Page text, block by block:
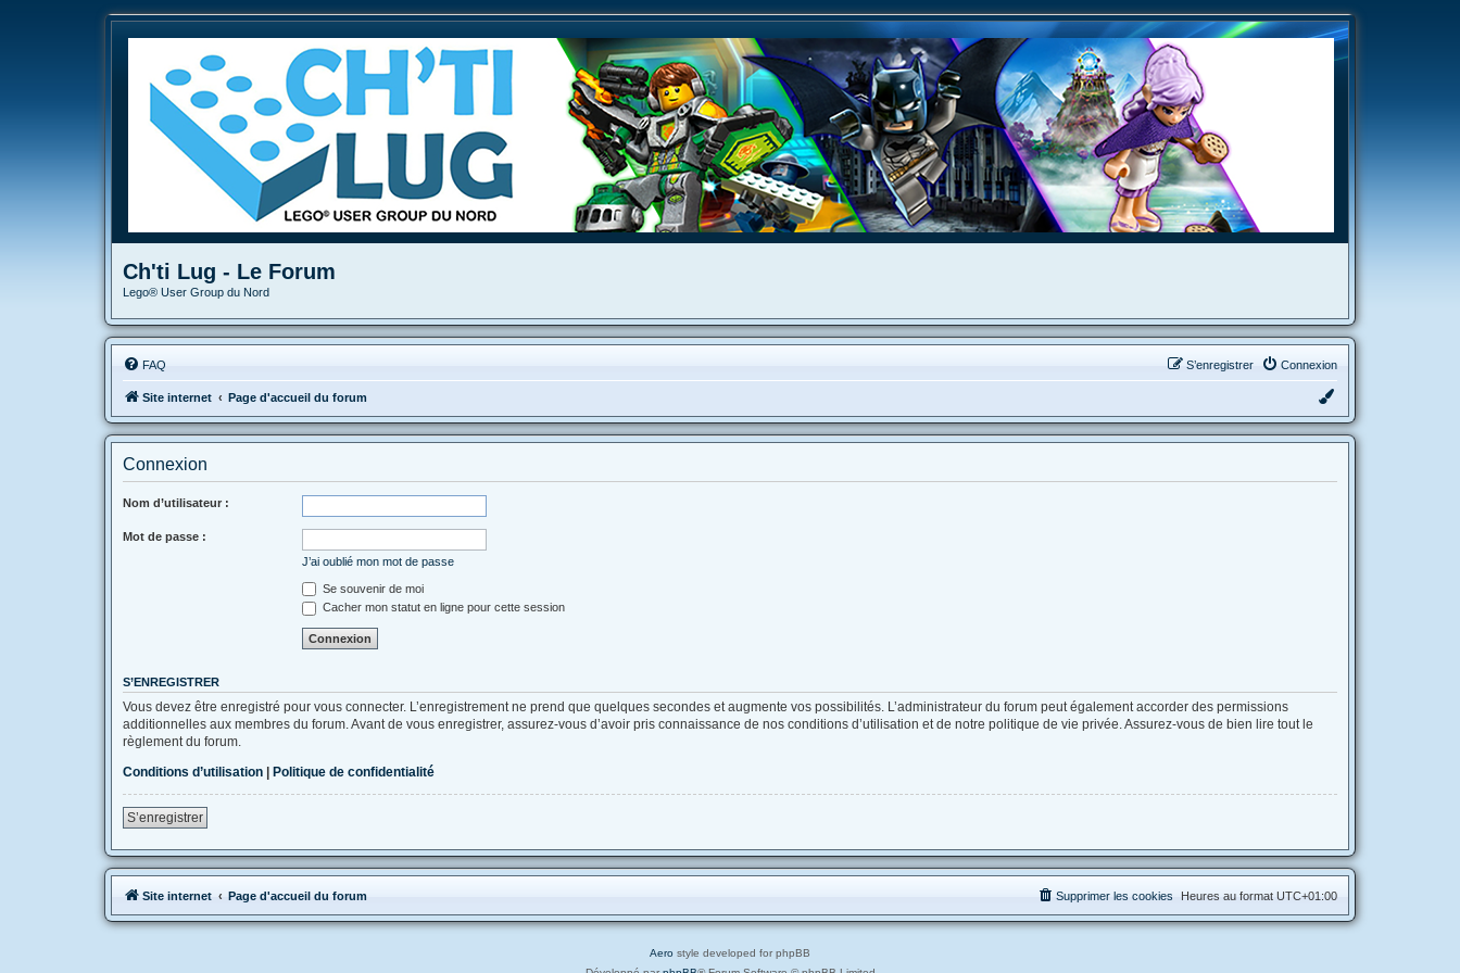
Ch'ti Lug - Le Forum
Lego® User Group du Nord
FAQ Connexion
S’enregistrer
Site internet Page d'accueil du forum
Connexion
Nom d’utilisateur :
Mot de passe :
J’ai oublié mon mot de passe
Se souvenir de moi
Cacher mon statut en ligne pour cette session
S’ENREGISTRER
Vous devez être enregistré pour vous connecter. L’enregistrement ne prend que quelques secondes et augmente vos possibilités. L’administrateur du forum peut également accorder des permissions
additionnelles aux membres du forum. Avant de vous enregistrer, assurez-vous d’avoir pris connaissance de nos conditions d’utilisation et de notre politique de vie privée. Assurez-vous de bien lire tout le
règlement du forum.
Conditions d’utilisation
Politique de confidentialité
S’enregistrer
Site internet Page d'accueil du forum Heures au format UTC+01:00
Supprimer les cookies
Aero style developed for phpBB